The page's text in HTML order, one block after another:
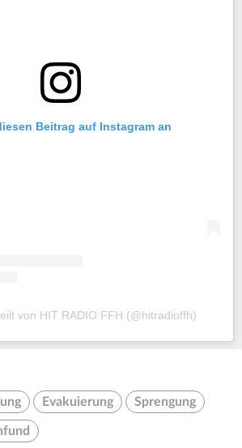
Beitrag auf Instagram an
von HIT RADIO FFH (@hitradioffh)
Evakuierung Sprengung